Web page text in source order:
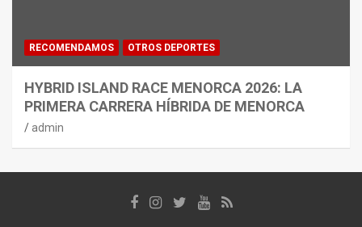
RECOMENDAMOS OTROS DEPORTES
HYBRID ISLAND RACE MENORCA 2026: LA
PRIMERA CARRERA HÍBRIDA DE MENORCA
admin